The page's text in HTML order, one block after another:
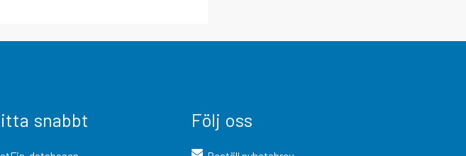
snabbt Följ oss